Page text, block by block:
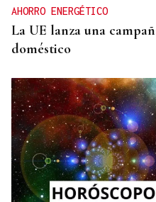
AHORRO ENERGÉTICO
La UE lanza una
doméstico